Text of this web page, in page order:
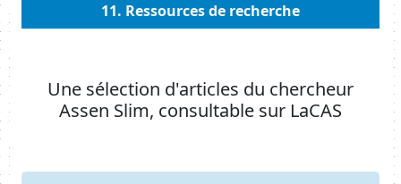
11. Ressources de recherche
Une sélection d'articles du chercheur
Assen Slim, consultable sur LaCAS